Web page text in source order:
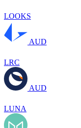
LOOKS
AUD
LRC
AUD
LUNA